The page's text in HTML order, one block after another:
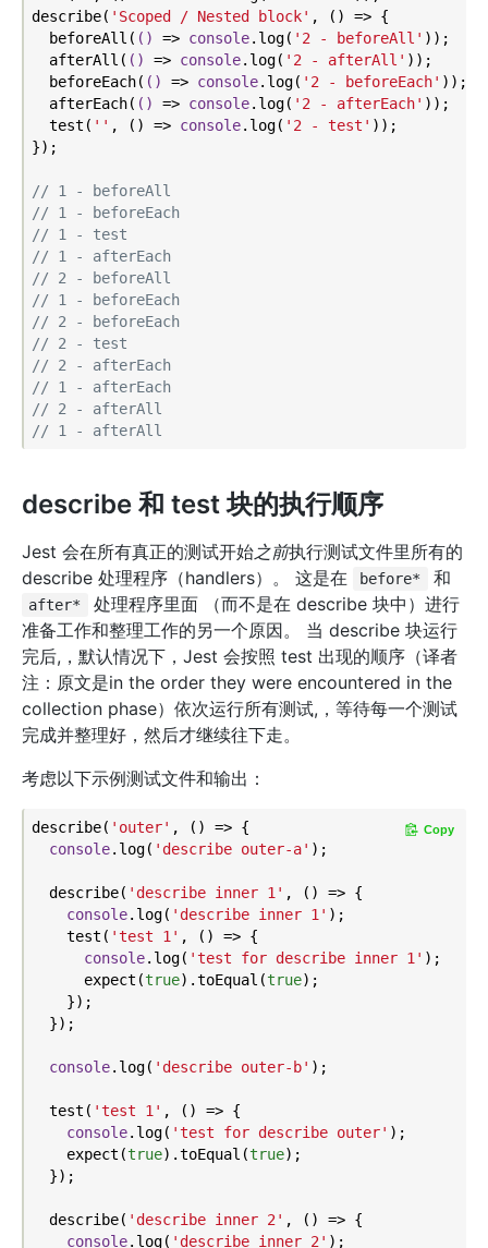
describe( 'Scoped / Nested block' , () => {
  beforeAll(
() => console.log( '2 - beforeAll' ));
  afterAll(
() => console.log( '2 - afterAll' ));
  beforeEach(
() => console.log( '2 - beforeEach' ));
  afterEach(
() => console.log( '2 - afterEach' ));
  test(
'' , () => console.log( '2 - test' ));
});
// 1 - beforeAll
// 1 - beforeEach
// 1 - test
// 1 - afterEach
// 2 - beforeAll
// 1 - beforeEach
// 2 - beforeEach
// 2 - test
// 2 - afterEach
// 1 - afterEach
// 2 - afterAll
// 1 - afterAll
describe 和 test 块的执行顺序
Jest 会在所有真正的测试开始之前执行测试文件里所有的
describe 处理程序（handlers）。 这是在
before* 和
after*
处理程序里面 （而不是在 describe 块中）进行
准备工作和整理工作的另一个原因。 当 describe 块运行
完后,，默认情况下，Jest 会按照 test 出现的顺序（译者
注：原文是in the order they were encountered in the
collection phase）依次运行所有测试,，等待每一个测试
完成并整理好，然后才继续往下走。
考虑以下示例测试文件和输出：
describe( 'outer' , () => {
console.log( 'describe outer-a' );
  describe(
'describe inner 1' , () => {
console.log( 'describe inner 1' );
    test(
'test 1' , () => {
console.log( 'test for describe inner 1' );
      expect(
true).toEqual(true);
    });
  });
console.log( 'describe outer-b' );
  test(
'test 1' , () => {
console.log( 'test for describe outer' );
    expect(
true).toEqual(true);
  });
  describe(
'describe inner 2' , () => {
console.log( 'describe inner 2' );
Copy